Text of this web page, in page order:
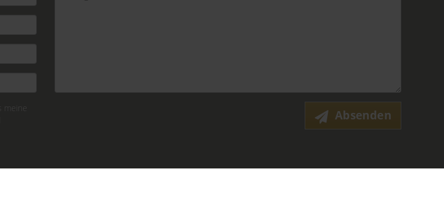
Absenden